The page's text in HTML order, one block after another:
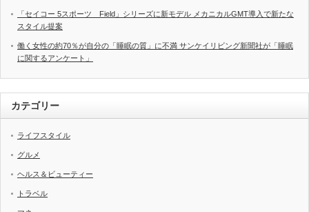
「セイコー 5スポーツ Field」シリーズに新モデル メカニカルGMT導入で新たな
スタイル提案
働く女性の約70％が自分の「睡眠の質」に不満 サンケイリビング新聞社が「睡眠
に関するアンケート」
カテゴリー
ライフスタイル
グルメ
ヘルス＆ビューティー
トラベル